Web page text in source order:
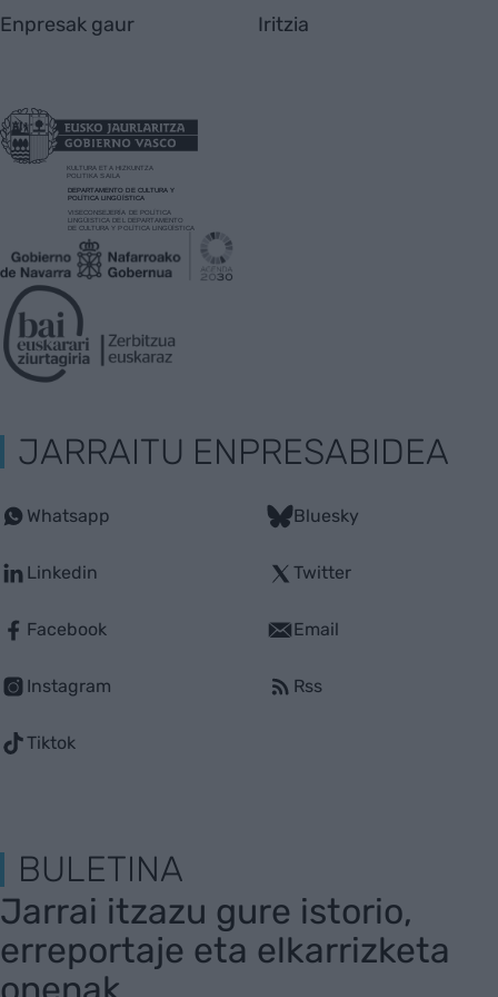
Enpresak gaur Iritzia
JARRAITU ENPRESABIDEA
Whatsapp
Linkedin
Facebook
Instagram
Tiktok
Bluesky
Twitter
Email
Rss
BULETINA
Jarrai itzazu gure istorio,
erreportaje eta elkarrizketa